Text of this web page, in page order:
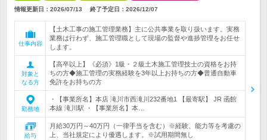
情報更新日：2026/07/13 終了予定日： 2026/12/07
仕事内容
【土木工事の施工管理業務】主に公共事業を取り扱います。実務
業務は行わず、施工管理職として現場の監督や進捗管理をお任せ
します。
対象と
なる方
【高卒以上】《必須》1級・２級土木施工管理技士の資格をお持
ちの方◆施工管理の実務経験を3年以上お持ちの方◆普通自動車
免許をお持ちの方
勤務地
・【事業所名】本店 滝川市西滝川232番地1 【最寄駅】 JR 函館
本線 滝川駅 ・【事業所名】本…
給与
月給30万円～40万円（一律手当を含む）※経験、能力等を考慮の
上、当社規定により優遇します。※試用期間無し